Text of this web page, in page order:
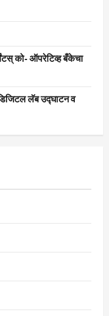
को- ऑपरेटिव्ह बँकेचा
डिजिटल लॅब उद्घाटन व